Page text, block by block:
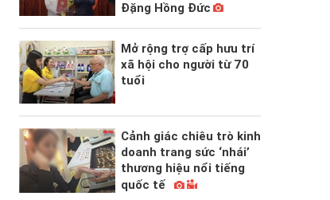
Đặng Hồng Đức
Mở rộng trợ cấp hưu trí
xã hội cho người từ 70
tuổi
Cảnh giác chiêu trò kinh
doanh trang sức ‘nhái’
thương hiệu nổi tiếng
quốc tế